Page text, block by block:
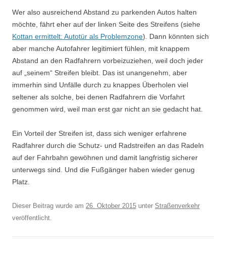
Wer also ausreichend Abstand zu parkenden Autos halten
möchte, fährt eher auf der linken Seite des Streifens (siehe
Kottan ermittelt: Autotür als Problemzone). Dann könnten sich
aber manche Autofahrer legitimiert fühlen, mit knappem
Abstand an den Radfahrern vorbeizuziehen, weil doch jeder
auf „seinem“ Streifen bleibt. Das ist unangenehm, aber
immerhin sind Unfälle durch zu knappes Überholen viel
seltener als solche, bei denen Radfahrern die Vorfahrt
genommen wird, weil man erst gar nicht an sie gedacht hat.
Ein Vorteil der Streifen ist, dass sich weniger erfahrene
Radfahrer durch die Schutz- und Radstreifen an das Radeln
auf der Fahrbahn gewöhnen und damit langfristig sicherer
unterwegs sind. Und die Fußgänger haben wieder genug
Platz.
Dieser Beitrag wurde am 26. Oktober 2015 unter Straßenverkehr
veröffentlicht.